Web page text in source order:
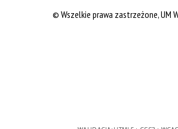
© Wszelkie prawa zastrzeżone, UM